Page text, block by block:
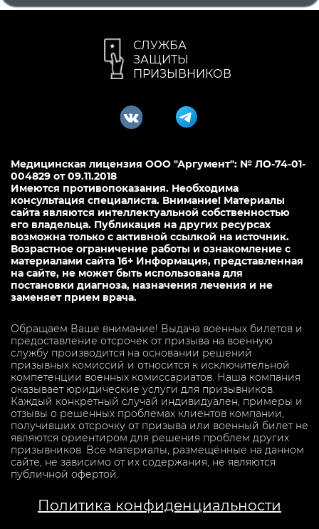
СЛУЖБА
ЗАЩИТЫ
ПРИЗЫВНИКОВ
Медицинская лицензия ООО "Аргумент": № ЛО-74-01-
004829 от 09.11.2018
Имеются противопоказания. Необходима
консультация специалиста. Внимание! Материалы
сайта являются интеллектуальной собственностью
его владельца. Публикация на других ресурсах
возможна только с активной ссылкой на источник.
Возрастное ограничение работы и ознакомление с
материалами сайта 16+ Информация, представленная
на сайте, не может быть использована для
постановки диагноза, назначения лечения и не
заменяет прием врача.
Обращаем Ваше внимание! Выдача военных билетов и
предоставление отсрочек от призыва на военную
службу производится на основании решений
призывных комиссий и относится к исключительной
компетенции военных комиссариатов. Наша компания
оказывает юридические услуги для призывников.
Каждый конкретный случай индивидуален, примеры и
отзывы о решенных проблемах клиентов компании,
получивших отсрочку от призыва или военный билет не
являются ориентиром для решения проблем других
призывников. Все материалы, размещённые на данном
сайте, не зависимо от их содержания, не являются
публичной офертой.
Политика конфиденциальности